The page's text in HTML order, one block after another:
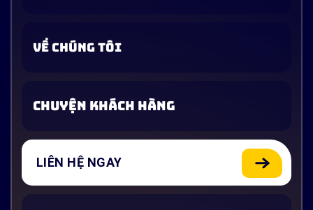
VỀ CHÚNG TÔI
CHUYỆN KHÁCH HÀNG
LIÊN HỆ NGAY